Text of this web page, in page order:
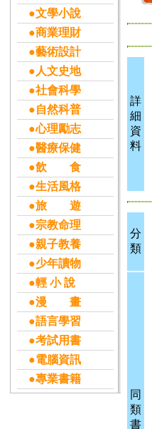
●文學小說
●商業理財
●藝術設計
●人文史地
●社會科學
●自然科普
●心理勵志
●醫療保健
●飲 食
●生活風格
●旅 遊
●宗教命理
●親子教養
●少年讀物
●輕 小 說
●漫 畫
●語言學習
●考試用書
●電腦資訊
●專業書籍
詳
細
資
料
分
類
同
類
書